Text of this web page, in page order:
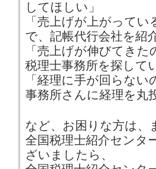
してほしい」
「売上げが上がって
で、記帳代行会社を紹
「売上げが伸びてき
税理士事務所を探して
「経理に手が回らな
事務所さんに経理を丸
など、お困りな方は、
全国税理士紹介センタ
ざいましたら、